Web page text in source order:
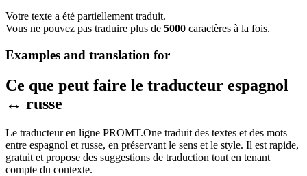
Votre texte a été partiellement traduit.
Vous ne pouvez pas traduire plus de 5000 caractères à la fois.
Examples and translation for
Ce que peut faire le traducteur espagnol
↔ russe
Le traducteur en ligne PROMT.One traduit des textes et des mots
entre espagnol et russe, en préservant le sens et le style. Il est rapide,
gratuit et propose des suggestions de traduction tout en tenant
compte du contexte.